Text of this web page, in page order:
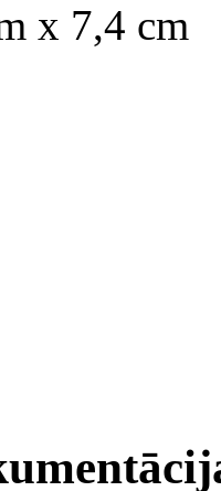
x 7,4 cm